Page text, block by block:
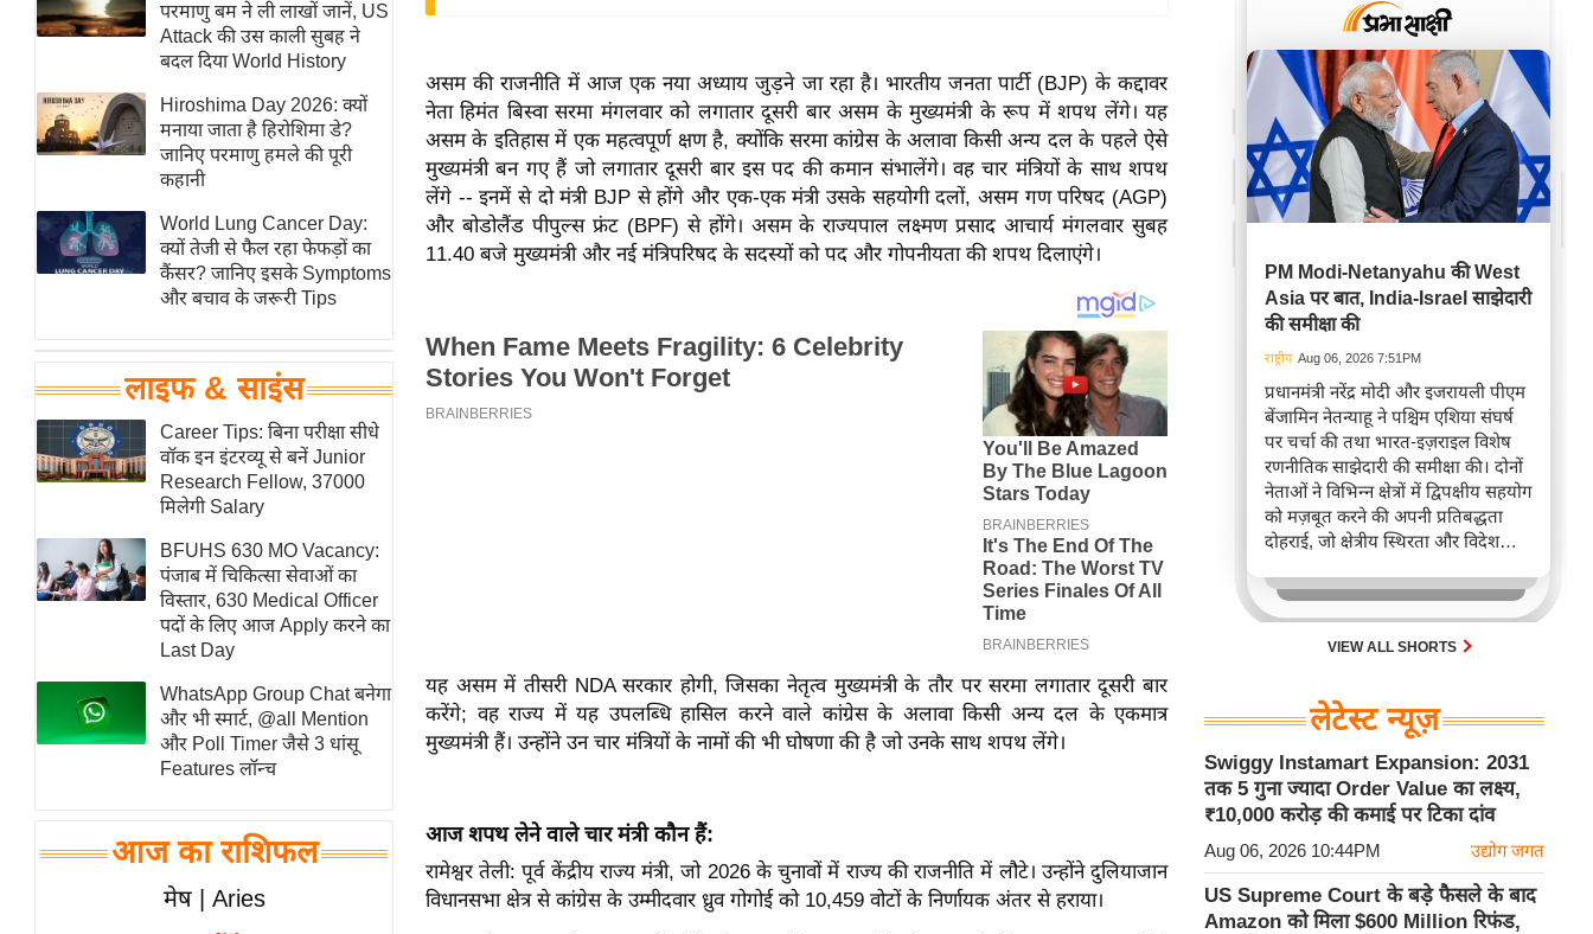
न्यूज ब्रीफ
मनोरंजन जगत
बॉलीवुड
हॉलीवुड
फिल्म समीक्षा
News
लाइफस्टाइल
टेक्नॉलॉजी
ब्यूटी/फैशन
घरेलू नुस्खे
पर्यटन स्थल
फिटनेस मंत्रा
रिलेशनशिप
विश्लेषण
समसामयिक
मातृभूमि
स्तंभ
एम.
आर.
चाय पर
समीक्षा
परमाणु बम ने ली लाखों जानें, US
Attack की उस काली सुबह ने
बदल दिया World History
Hiroshima Day 2026: क्यों
मनाया जाता है हिरोशिमा डे?
जानिए परमाणु हमले की पूरी
कहानी
World Lung Cancer Day:
क्यों तेजी से फैल रहा फेफड़ों का
कैंसर? जानिए इसके Symptoms
और बचाव के जरूरी Tips
लाइफ & साइंस
Career Tips: बिना परीक्षा सीधे
वॉक इन इंटरव्यू से बनें Junior
Research Fellow, 37000
मिलेगी Salary
BFUHS 630 MO Vacancy:
पंजाब में चिकित्सा सेवाओं का
विस्तार, 630 Medical Officer
पदों के लिए आज Apply करने का
Last Day
WhatsApp Group Chat बनेगा
और भी स्मार्ट, @all Mention
और Poll Timer जैसे 3 धांसू
Features लॉन्च
आज का राशिफल
मेष | Aries
असम की राजनीति में आज एक नया अध्याय जुड़ने जा रहा है। भारतीय जनता पार्टी (BJP) के कद्दावर
नेता हिमंत बिस्वा सरमा मंगलवार को लगातार दूसरी बार असम के मुख्यमंत्री के रूप में शपथ लेंगे। यह
असम के इतिहास में एक महत्वपूर्ण क्षण है, क्योंकि सरमा कांग्रेस के अलावा किसी अन्य दल के पहले ऐसे
मुख्यमंत्री बन गए हैं जो लगातार दूसरी बार इस पद की कमान संभालेंगे।वह चार मंत्रियों के साथ शपथ
लेंगे -- इनमें से दो मंत्री BJP से होंगे और एक-एक मंत्री उसके सहयोगी दलों, असम गण परिषद (AGP)
और बोडोलैंड पीपुल्स फ्रंट (BPF) से होंगे। असम के राज्यपाल लक्ष्मण प्रसाद आचार्य मंगलवार सुबह
11.40 बजे मुख्यमंत्री और नई मंत्रिपरिषद के सदस्यों को पद और गोपनीयता की शपथ दिलाएंगे।
यह असम में तीसरी NDA सरकार होगी, जिसका नेतृत्व मुख्यमंत्री के तौर पर सरमा लगातार दूसरी बार
करेंगे; वह राज्य में यह उपलब्धि हासिल करने वाले कांग्रेस के अलावा किसी अन्य दल के एकमात्र
मुख्यमंत्री हैं। उन्होंने उन चार मंत्रियों के नामों की भी घोषणा की है जो उनके साथ शपथ लेंगे।
आज शपथ लेने वाले चार मंत्री कौन हैं:
रामेश्वर तेली: पूर्व केंद्रीय राज्य मंत्री, जो 2026 के चुनावों में राज्य की राजनीति में लौटे। उन्होंने दुलियाजान
विधानसभा क्षेत्र से कांग्रेस के उम्मीदवार ध्रुव गोगोई को 10,459 वोटों के निर्णायक अंतर से हराया।
PM Modi-Netanyahu की West
Asia पर बात, India-Israel साझेदारी
की समीक्षा की
राष्ट्रीय Aug 06, 2026 7:51PM
प्रधानमंत्री नरेंद्र मोदी और इजरायली पीएम
बेंजामिन नेतन्याहू ने पश्चिम एशिया संघर्ष
पर चर्चा की तथा भारत-इज़राइल विशेष
रणनीतिक साझेदारी की समीक्षा की। दोनों
नेताओं ने विभिन्न क्षेत्रों में द्विपक्षीय सहयोग
को मज़बूत करने की अपनी प्रतिबद्धता
दोहराई, जो क्षेत्रीय स्थिरता और विदेश
करता है।
VIEW ALL SHORTS
लेटेस्ट न्यूज़
Swiggy Instamart Expansion: 2031
तक 5 गुना ज्यादा Order Value का लक्ष्य,
₹10,000 करोड़ की कमाई पर टिका दांव
Aug 06, 2026 10:44PM उद्योग जगत
US Supreme Court के बड़े फैसले के बाद
Amazon को मिला $600 Million रिफंड,